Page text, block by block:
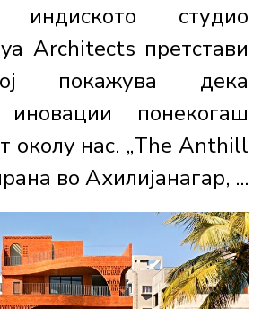
индиското студио
Architects претстави
покажува дека
иновации понекогаш
околу нас. „The Anthill
во Ахилијанагар, ...